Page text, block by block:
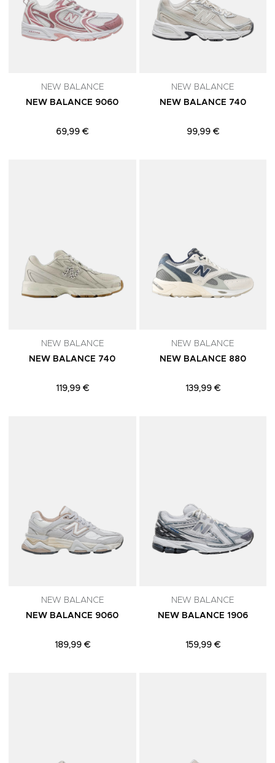
NEW BALANCE
NEW BALANCE 9060
69,99 €
NEW BALANCE
NEW BALANCE 740
99,99 €
NEW BALANCE
NEW BALANCE 740
119,99 €
NEW BALANCE
NEW BALANCE 880
139,99 €
NEW BALANCE
NEW BALANCE 9060
189,99 €
NEW BALANCE
NEW BALANCE 1906
159,99 €